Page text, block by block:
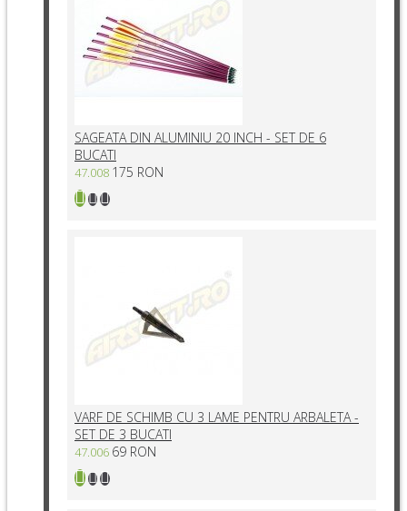
SAGEATA DIN ALUMINIU 20 INCH - SET DE 6
BUCATI
47.008 175 RON
VARF DE SCHIMB CU 3 LAME PENTRU ARBALETA -
SET DE 3 BUCATI
47.006 69 RON